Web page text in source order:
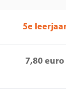
5e
7,80 euro